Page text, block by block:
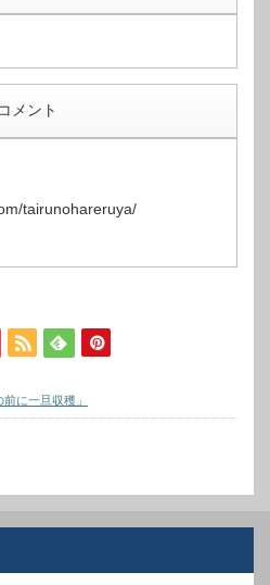
コメント
tairunohareruya/
に一旦収穫」